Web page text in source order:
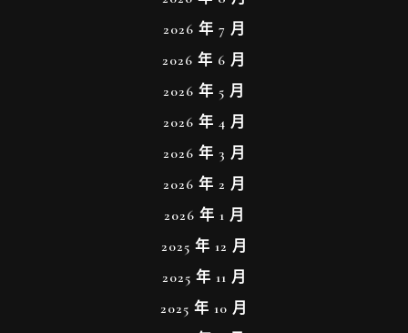
2026 年 7 月
2026 年 6 月
2026 年 5 月
2026 年 4 月
2026 年 3 月
2026 年 2 月
2026 年 1 月
2025 年 12 月
2025 年 11 月
2025 年 10 月